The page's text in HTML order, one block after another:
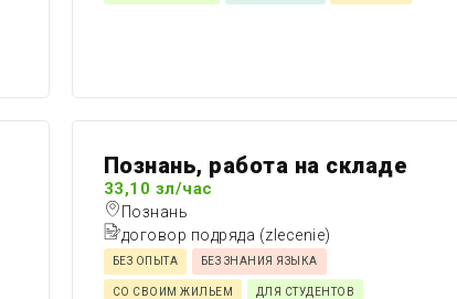
Познань, работа на складе
33,10 зл/час
Познань
договор подряда (zlecenie)
БЕЗ ОПЫТА БЕЗ ЗНАНИЯ ЯЗЫКА
СО СВОИМ ЖИЛЬЕМ ДЛЯ СТУДЕНТОВ